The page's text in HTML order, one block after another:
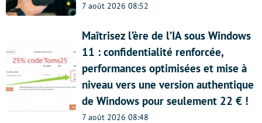
7 août 2026 08:52
Maîtrisez l’ère de l’IA sous Windows
11 : confidentialité renforcée,
performances optimisées et mise à
niveau vers une version authentique
de Windows pour seulement 22 € !
7 août 2026 08:48